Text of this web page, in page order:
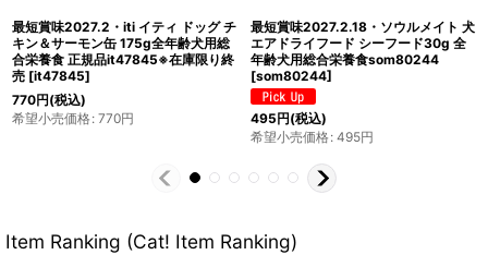
最短賞味2027.7・ソウルメイト 猫キ
ャット缶 ラム＆シーフード 85g 全年
齢猫用総合栄養食som80596
[som80596]
550円(税込)
最短賞味2027.7・iti イティ ドッグ チ
キン缶 175g全年齢犬用総合栄養食 正
規品it47821 [it47821]
770円(税込)
希望小売価格
Item Ranking (Cat! Item Ranking)